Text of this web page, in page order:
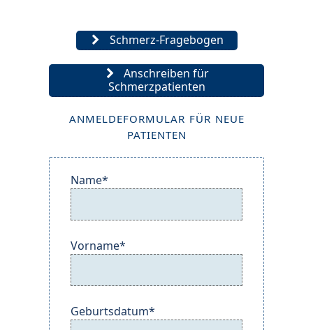
Schmerz-Fragebogen
Anschreiben für
Schmerzpatienten
ANMELDEFORMULAR FÜR NEUE
PATIENTEN
Name*
Vorname*
Geburtsdatum*